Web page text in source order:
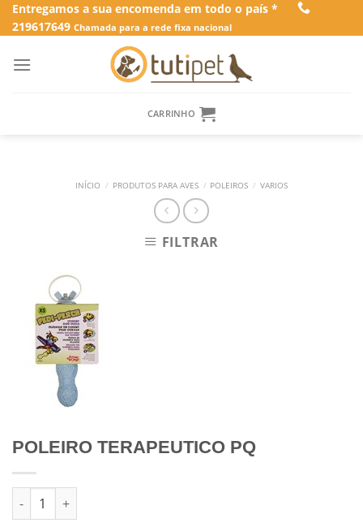
SkipEntregamos a sua encomenda em todo o país *
219617649 Chamada para a rede fixa nacional
CARRINHO
INÍCIO / PRODUTOS PARA AVES / POLEIROS / VARIOS
FILTRAR
POLEIRO TERAPEUTICO PQ
Quantidade de POLEIRO TERAPEUTICO PQ